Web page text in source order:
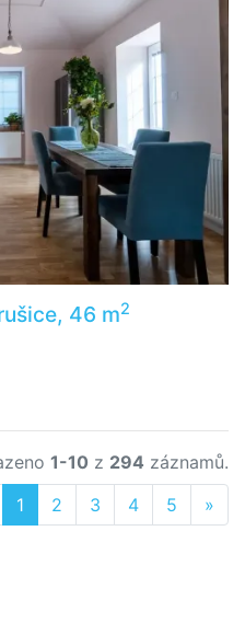
46 m2
1-10 z 294 záznamů.
Previous
1 2 3 4 5 »